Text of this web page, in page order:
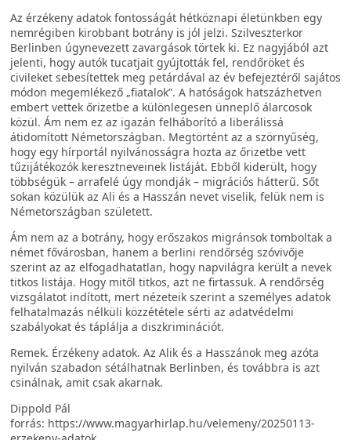
Az érzékeny adatok fontosságát hétköznapi életünkben egy
nemrégiben kirobbant botrány is jól jelzi. Szilveszterkor
Berlinben úgynevezett zavargások törtek ki. Ez nagyjából azt
jelenti, hogy autók tucatjait gyújtották fel, rendőröket és
civileket sebesítettek meg petárdával az év befejeztéről sajátos
módon megemlékező „fiatalok”. A hatóságok hatszázhetven
embert vettek őrizetbe a különlegesen ünneplő álarcosok
közül. Ám nem ez az igazán felháborító a liberálissá
átidomított Németországban. Megtörtént az a szörnyűség,
hogy egy hírportál nyilvánosságra hozta az őrizetbe vett
tűzijátékozók keresztneveinek listáját. Ebből kiderült, hogy
többségük – arrafelé úgy mondják – migrációs hátterű. Sőt
sokan közülük az Ali és a Hasszán nevet viselik, felük nem is
Németországban született.
Ám nem az a botrány, hogy erőszakos migránsok tomboltak a
német fővárosban, hanem a berlini rendőrség szóvivője
szerint az az elfogadhatatlan, hogy napvilágra került a nevek
titkos listája. Hogy mitől titkos, azt ne firtassuk. A rendőrség
vizsgálatot indított, mert nézeteik szerint a személyes adatok
felhatalmazás nélküli közzététele sérti az adatvédelmi
szabályokat és táplálja a diszkriminációt.
Remek. Érzékeny adatok. Az Alik és a Hasszánok meg azóta
nyilván szabadon sétálhatnak Berlinben, és továbbra is azt
csinálnak, amit csak akarnak.
Dippold Pál
forrás: https://www.magyarhirlap.hu/velemeny/20250113-